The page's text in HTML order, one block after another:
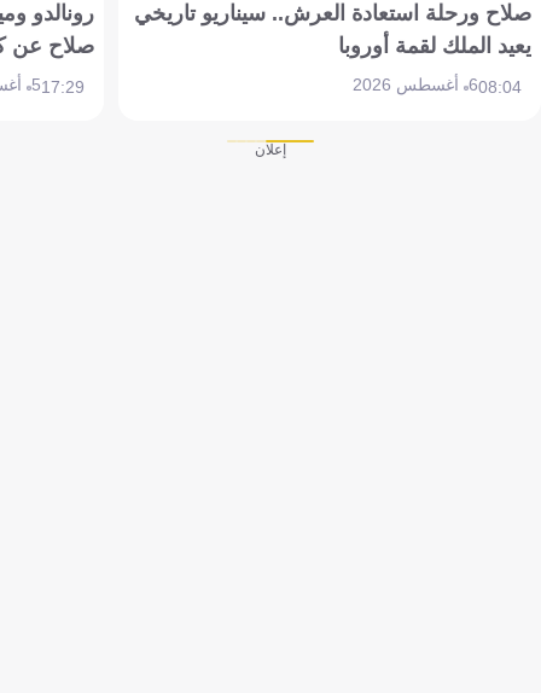
صلاح ورحلة استعادة العرش.. سيناريو تاريخي
يعيد الملك لقمة أوروبا
08:046 أغسطس 2026
رونالدو
صلاح عن
17:295 أغسطس 2026
إعلان